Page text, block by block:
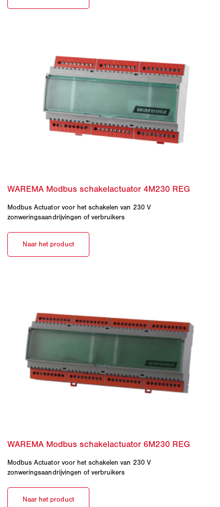
Modbus Actuator voor het schakelen van 230 V
zonweringsaandrijvingen of verbruikers
Modbus Actuator voor het schakelen van 230 V
zonweringsaandrijvingen of verbruikers